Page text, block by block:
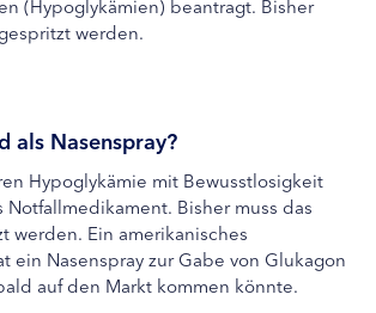
(Hypoglykämien) beantragt. Bisher
werden.
als Nasenspray?
Hypoglykämie mit Bewusstlosigkeit
Bisher muss das
werden. Ein amerikanisches
ein Nasenspray zur Gabe von Glukagon
auf den Markt kommen könnte.